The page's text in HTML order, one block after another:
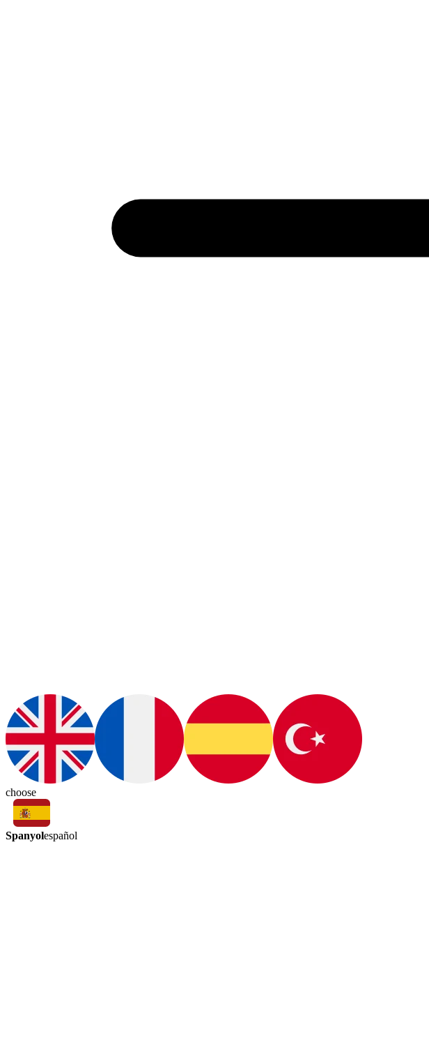
choose
Spanyolespañol